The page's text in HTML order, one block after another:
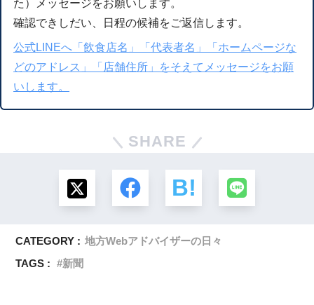
た）メッセージをお願いします。
確認できしだい、日程の候補をご返信します。
公式LINEへ「飲食店名」「代表者名」「ホームページな
どのアドレス」「店舗住所」をそえてメッセージをお願
いします。
SHARE
CATEGORY : 地方Webアドバイザーの日々
TAGS :
新聞